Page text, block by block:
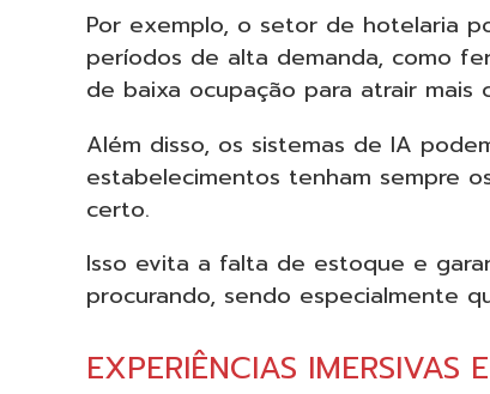
Por exemplo, o setor de hotelaria
períodos de alta demanda, como
de baixa ocupação para atrair mais
Além disso, os sistemas de IA
estabelecimentos tenham sempre
certo.
Isso evita a falta de estoque e
procurando, sendo especialmente
EXPERIÊNCIAS IMERSIVAS